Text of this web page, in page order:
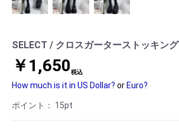
SELECT / クロスガーターストッキング
￥1,650税込
How much is it in US Dollar? or Euro?
ポイント： 15pt